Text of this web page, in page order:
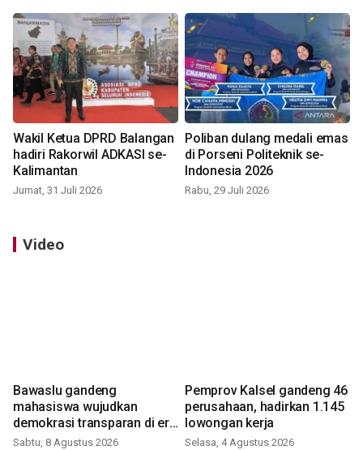
Wakil Ketua DPRD Balangan
hadiri Rakorwil ADKASI se-
Kalimantan
Jumat, 31 Juli 2026
Poliban dulang medali emas
di Porseni Politeknik se-
Indonesia 2026
Rabu, 29 Juli 2026
Video
Bawaslu gandeng
mahasiswa wujudkan
demokrasi transparan di era
digital
Sabtu, 8 Agustus 2026
Pemprov Kalsel gandeng 46
perusahaan, hadirkan 1.145
lowongan kerja
Selasa, 4 Agustus 2026